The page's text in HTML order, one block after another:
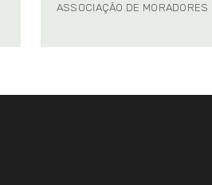
ASSOCIAÇÃO DE MORADORES …